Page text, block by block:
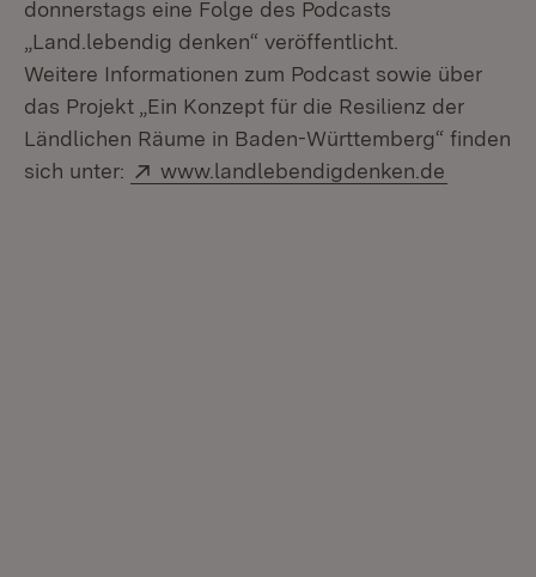
donnerstags eine Folge des Podcasts
„Land.lebendig denken“ veröffentlicht.
Weitere Informationen zum Podcast sowie über
das Projekt „Ein Konzept für die Resilienz der
Ländlichen Räume in Baden-Württemberg“ finden
sich unter:
Extern:
www.landlebendigdenken.de